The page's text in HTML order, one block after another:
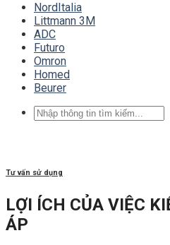
NordItalia
Littmann 3M
ADC
Futuro
Omron
Homed
Beurer
Tìm
kiếm:
Tư vấn sử dụng
LỢI ÍCH CỦA VIỆC
ÁP